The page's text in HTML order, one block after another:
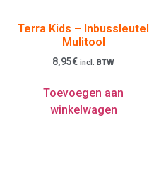
Terra Kids – Inbussleutel
Mulitool
8,95€ incl. BTW
Toevoegen aan
winkelwagen